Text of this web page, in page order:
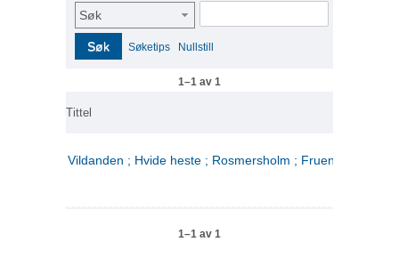
Søk
Søk Søketips Nullstill
1–1 av 1
Tittel
Vildanden ; Hvide heste ; Rosmersholm ; Fruen fra havet
1–1 av 1